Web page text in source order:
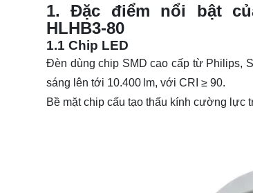
1. Đặc điểm nổi bật
HLHB3-80
1.1 Chip LED
Đèn dùng chip SMD cao cấp từ Philips,
sáng lên tới 10.400 lm, với CRI ≥ 90.
Bề mặt chip cấu tạo thấu kính cường lực